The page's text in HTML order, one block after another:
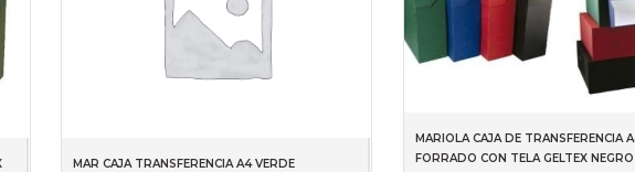
MAR CAJA TRANSFERENCIA A4 VERDE
MARIOLA CAJA DE TRANSFERENCIA
FORRADO CON TELA GELTEX NEGRO